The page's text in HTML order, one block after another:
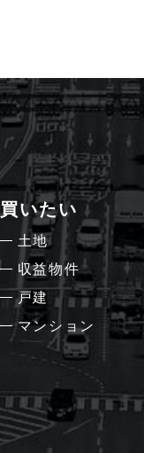
買いたい
土地
収益物件
戸建
マンション